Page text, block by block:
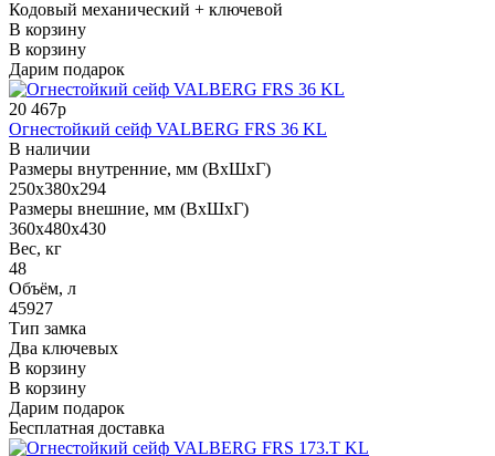
Кодовый механический + ключевой
В корзину
В корзину
Дарим подарок
20 467р
Огнестойкий сейф VALBERG FRS 36 KL
В наличии
Размеры внутренние, мм (ВхШхГ)
250x380x294
Размеры внешние, мм (ВхШхГ)
360x480x430
Вес, кг
48
Объём, л
45927
Тип замка
Два ключевых
В корзину
В корзину
Дарим подарок
Бесплатная доставка